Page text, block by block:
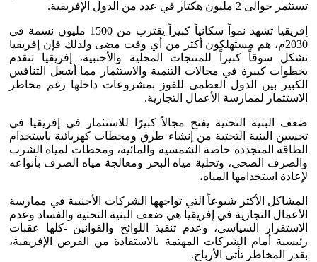
تستثمر حوالى 2 مليون هكتار في عدد من الدول الإفريقية.
إفريقيا تشهد نمواً سكانياً كبيراً يقترب من 1500 مليون نسمة في
2030م، هم مستهلكون أكثر من أي وقت مضى ولذلك فإن إفريقيا
تشكل سوقاً كبيراً للمنتجات المحلية والأجنبية، إفريقيا تتقدم
بخطوات كبيرة في مجالات التنمية والاستثمار مما أشعل التنافس
الكبير بين الدول العظمى للفوز بمشروعات داخلها رغم مخاطر
الاستثمار لممارسة الأعمال التجارية.
ضعف البنية التحتية يفتح مجالاً كبيرًا للاستثمار في إفريقيا في
تحسين البنية التحتية من إنشاء طرق ومحطات كهربائية باستخدام
الطاقة المتجددة خاصة الشمسية والمائية، ومحطات لمياه الشرب
والصرف الصحي، وتحلية مياه البحر ومعالجة مياه الصرف بأنواعه
لإعادة استخدامها المياه،
المشاكل الأكثر شيوعاً التي تواجهها الشركات الأجنبية في ممارسة
الأعمال التجارية في إفريقيا هي ضعف البنية التحتية والفساد وعدم
الاستقرار السياسي، وعدم تنفيذ اللوائح والقوانين -كلها عقبات
رئيسية أمام الشركات المهتمة بالاستفادة من الفرص الإفريقية،
بقدر المخاطر تأتى الأرباح.